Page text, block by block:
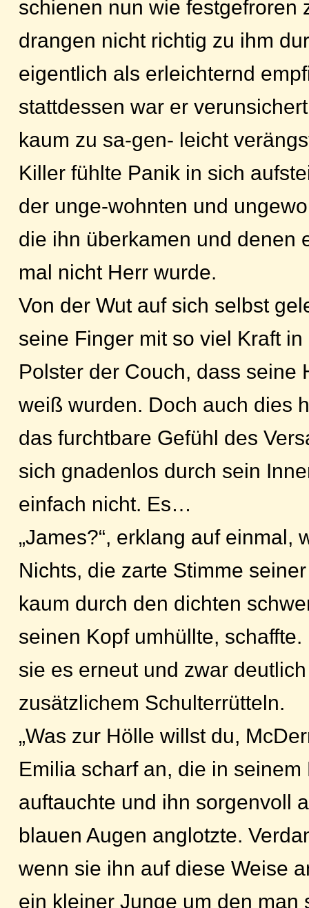
schienen nun wie festgefroren
drangen nicht richtig zu ihm
eigentlich als erleichternd
stattdessen war er
kaum zu sa-gen- leicht
Killer fühlte Panik in sich
der unge-wohnten und
die ihn überkamen und denen
mal nicht Herr wurde.
Von der Wut auf sich selbst
seine Finger mit so viel Kraft
Polster der Couch, dass seine
weiß wurden. Doch auch dies
das furchtbare Gefühl des
sich gnadenlos durch sein
einfach nicht. Es…
„James?“, erklang auf einmal,
Nichts, die zarte Stimme
kaum durch den dichten
seinen Kopf umhüllte,
sie es erneut und zwar
zusätzlichem Schulterrütteln.
„Was zur Hölle willst du,
Emilia scharf an, die in seinem
auftauchte und ihn sorgenvoll
blauen Augen anglotzte.
wenn sie ihn auf diese Weise
ein kleiner Junge um den man